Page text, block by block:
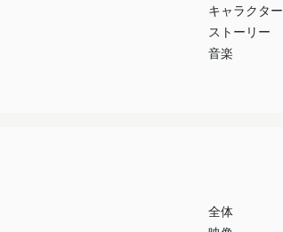
キャラクター
ストーリー
音楽
全体